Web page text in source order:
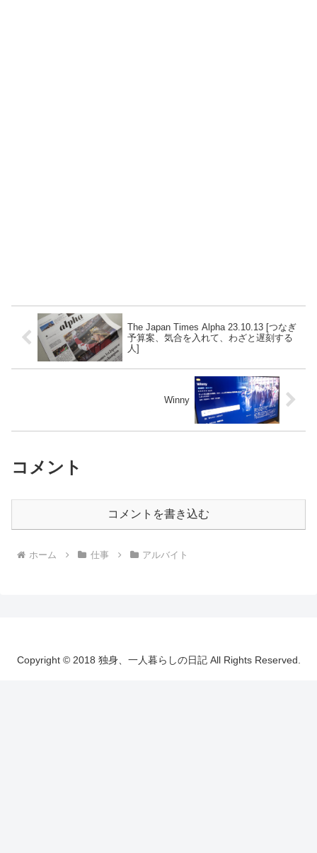
The Japan Times Alpha 23.10.13 [つなぎ
予算案、気合を入れて、わざと遅刻する
人]
Winny
コメント
コメントを書き込む
ホーム 仕事 アルバイト
Copyright © 2018 独身、一人暮らしの日記 All Rights Reserved.